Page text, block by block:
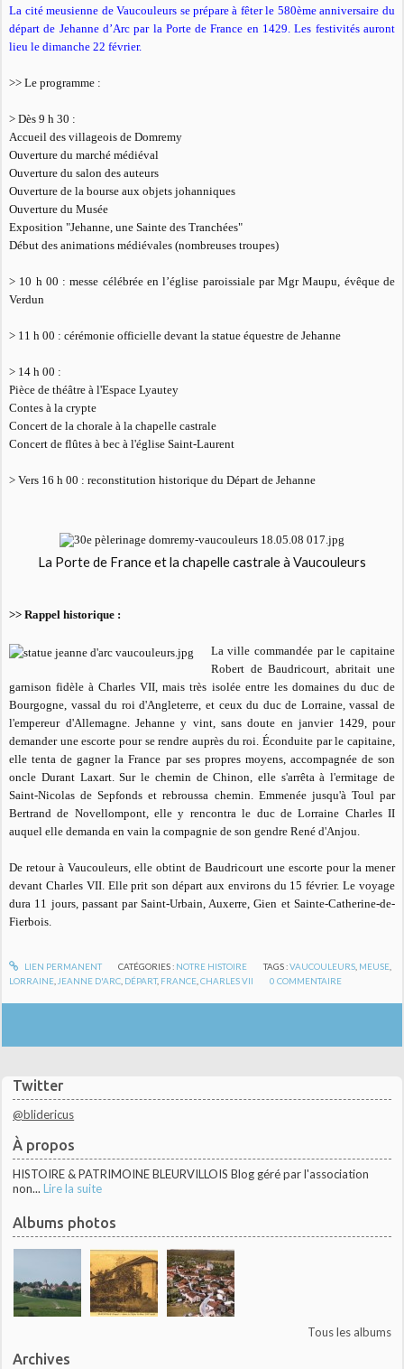
Twitter
@blidericus
À propos
HISTOIRE & PATRIMOINE BLEURVILLOIS Blog géré par l'association
non... Lire la suite
Albums photos
Tous les albums
Archives
La cité meusienne de Vaucouleurs se prépare à fêter le 580ème anniversaire du
départ de Jehanne d’Arc par la Porte de France en 1429. Les festivités auront
lieu le dimanche 22 février.
>> Le programme :
> Dès 9 h 30 :
Accueil des villageois de Domremy
Ouverture du marché médiéval
Ouverture du salon des auteurs
Ouverture de la bourse aux objets johanniques
Ouverture du Musée
Exposition "Jehanne, une Sainte des Tranchées"
Début des animations médiévales (nombreuses troupes)
> 10 h 00 : messe célébrée en l’église paroissiale par Mgr Maupu, évêque de
Verdun
> 11 h 00 : cérémonie officielle devant la statue équestre de Jehanne
> 14 h 00 :
Pièce de théâtre à l'Espace Lyautey
Contes à la crypte
Concert de la chorale à la chapelle castrale
Concert de flûtes à bec à l'église Saint-Laurent
> Vers 16 h 00 : reconstitution historique du Départ de Jehanne
La Porte de France et la chapelle castrale à Vaucouleurs
>> Rappel historique :
La ville commandée par le capitaine
Robert de Baudricourt, abritait une
garnison fidèle à Charles VII, mais très isolée entre les domaines du duc de
Bourgogne, vassal du roi d'Angleterre, et ceux du duc de Lorraine, vassal de
l'empereur d'Allemagne. Jehanne y vint, sans doute en janvier 1429, pour
demander une escorte pour se rendre auprès du roi. Éconduite par le capitaine,
elle tenta de gagner la France par ses propres moyens, accompagnée de son
oncle Durant Laxart. Sur le chemin de Chinon, elle s'arrêta à l'ermitage de
Saint-Nicolas de Sepfonds et rebroussa chemin. Emmenée jusqu'à Toul par
Bertrand de Novellompont, elle y rencontra le duc de Lorraine Charles II
auquel elle demanda en vain la compagnie de son gendre René d'Anjou.
De retour à Vaucouleurs, elle obtint de Baudricourt une escorte pour la mener
devant Charles VII. Elle prit son départ aux environs du 15 février. Le voyage
dura 11 jours, passant par Saint-Urbain, Auxerre, Gien et Sainte-Catherine-de-
Fierbois.
LIEN PERMANENT CATÉGORIES : NOTRE HISTOIRE TAGS :VAUCOULEURS, MEUSE,
LORRAINE,JEANNE D'ARC, DÉPART, FRANCE,CHARLES VII 0 COMMENTAIRE